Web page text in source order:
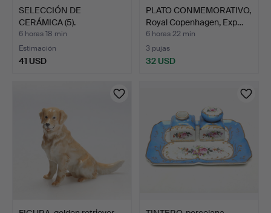
SELECCIÓN DE
CERÁMICA (5).
6 horas 18 min
Estimación
41 USD
PLATO CONMEMORATIVO,
Royal Copenhagen, Exp…
6 horas 22 min
3 pujas
32 USD